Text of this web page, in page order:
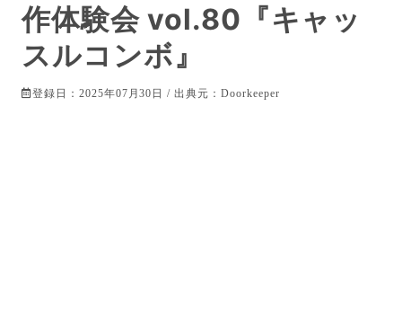
作体験会 vol.80『キャッ
スルコンボ』
登録日：2025年07月30日 / 出典元：Doorkeeper